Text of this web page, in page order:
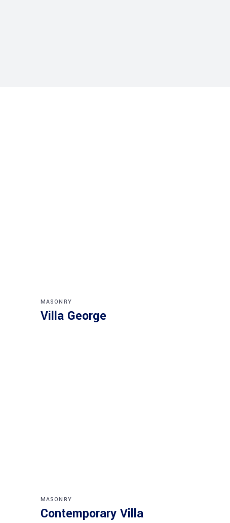
MASONRY
Villa George
MASONRY
Contemporary Villa